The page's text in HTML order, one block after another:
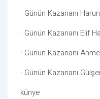
· Günün Kazananı
· Günün Kazananı Elif
· Günün Kazananı
· Günün Kazananı
künye